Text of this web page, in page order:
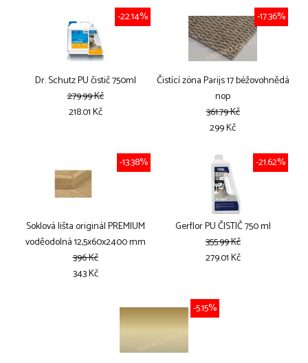
Dr. Schutz PU čistič 750ml
-22.14%
279.99 Kč
218.01 Kč
Čistící zóna Parijs 17 béžovohnědá
nop
-17.36%
361.79 Kč
299 Kč
Soklová lišta originál PREMIUM
voděodolná 12,5x60x2400 mm
-13.38%
396 Kč
343 Kč
Gerflor PU ČISTIČ 750 ml
-21.62%
355.99 Kč
279.01 Kč
-5.15%